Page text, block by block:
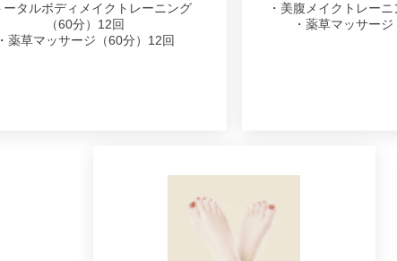
ータルボディメイクトレーニング
（60分）12回
・薬草マッサージ（60分）12回
・美腹メイクトレー
・薬草マッサー